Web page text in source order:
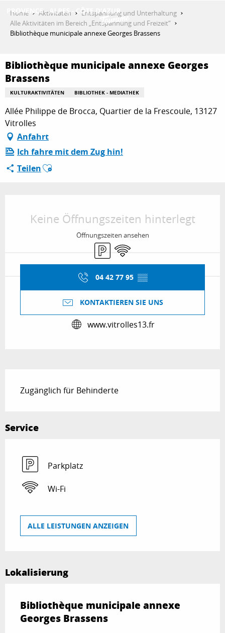
contenu
AKTIVITÄTEN
AUFENTHALT
ESPACE PRO
Home Aktivitäten
Entspannung und Unterhaltung
Alle Aktivitäten im Bereich „Entspannung und Freizeit“
Bibliothèque municipale annexe Georges Brassens
Bibliothèque municipale annexe Georges
Brassens
KULTURAKTIVITÄTEN BIBLIOTHEK - MEDIATHEK
Allée Philippe de Brocca, Quartier de la Frescoule, 13127
Vitrolles
Anfahrt
Ich fahre mit dem Zug hin!
TeilenAjouter aux favoris
Keine Öffnungszeiten hinterlegt
Öffnungszeiten ansehen
Parkplatz
Wi-Fi
04 42 77 95 ▒▒
KONTAKTIEREN SIE UNS
www.vitrolles13.fr
Zugänglich für Behinderte
Service
Parkplatz
Wi-Fi
ALLE LEISTUNGEN ANZEIGEN
Lokalisierung
Bibliothèque municipale annexe
Georges Brassens